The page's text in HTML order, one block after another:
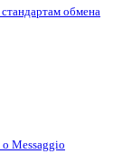
обмена
Messaggio